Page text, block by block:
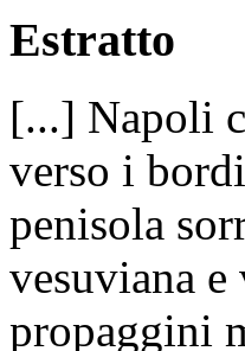
Estratto
[...] Napoli
verso i
penisola
vesuviana
propaggini